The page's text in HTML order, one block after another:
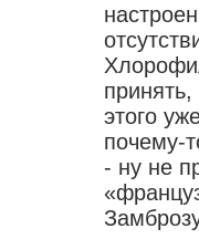
этого
почему-
- ну не